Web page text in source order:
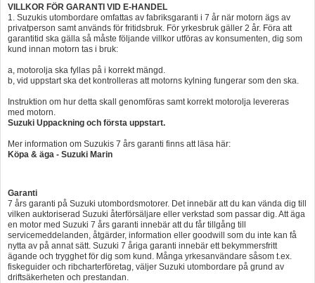
VILLKOR FÖR GARANTI VID E-HANDEL
1. Suzukis utombordare omfattas av fabriksgaranti i 7 år när motorn ägs av
privatperson samt används för fritidsbruk. För yrkesbruk gäller 2 år. Föra att
garantitid ska gälla så måste följande villkor utföras av konsumenten, dig som
kund innan motorn tas i bruk:
a, motorolja ska fyllas på i korrekt mängd.
b, vid uppstart ska det kontrolleras att motorns kylning fungerar som den ska.
Instruktion om hur detta skall genomföras samt korrekt motorolja levereras
med motorn.
Suzuki Uppackning och första uppstart.
Mer information om Suzukis 7 års garanti finns att läsa här:
Köpa & äga - Suzuki Marin
Garanti
7 års garanti på Suzuki utombordsmotorer. Det innebär att du kan vända dig till
vilken auktoriserad Suzuki återförsäljare eller verkstad som passar dig. Att äga
en motor med Suzuki 7 års garanti innebär att du får tillgång till
servicemeddelanden, åtgärder, information eller goodwill som du inte kan få
nytta av på annat sätt. Suzuki 7 åriga garanti innebär ett bekymmersfritt
ägande och trygghet för dig som kund. Många yrkesanvändare såsom t.ex.
fiskeguider och ribcharterföretag, väljer Suzuki utombordare på grund av
driftsäkerheten och prestandan.